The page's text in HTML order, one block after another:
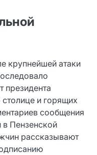
крупнейшей атаки
президента
и горящих
сообщения
Пензенской
рассказывают